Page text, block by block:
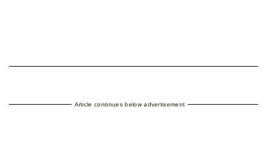
Article continues below advertisement